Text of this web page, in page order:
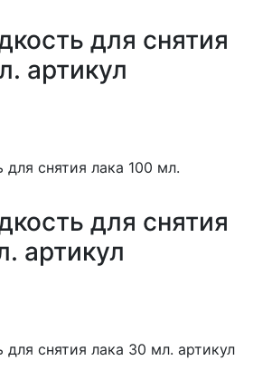
для снятия
артикул
для снятия
артикул